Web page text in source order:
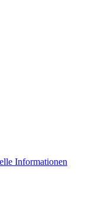
Informationen